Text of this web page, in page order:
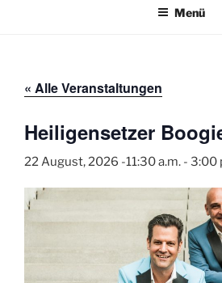
Menü
« Alle Veranstaltungen
Heiligensetzer
22 August, 2026 -11:30 a.m. - 3:00